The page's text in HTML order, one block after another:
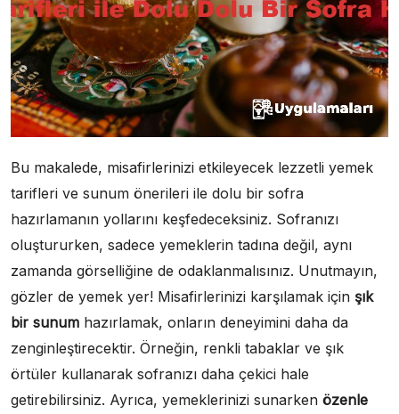
Bu makalede, misafirlerinizi etkileyecek lezzetli yemek
tarifleri ve sunum önerileri ile dolu bir sofra
hazırlamanın yollarını keşfedeceksiniz. Sofranızı
oluştururken, sadece yemeklerin tadına değil, aynı
zamanda görselliğine de odaklanmalısınız. Unutmayın,
gözler de yemek yer! Misafirlerinizi karşılamak için şık
bir sunum hazırlamak, onların deneyimini daha da
zenginleştirecektir. Örneğin, renkli tabaklar ve şık
örtüler kullanarak sofranızı daha çekici hale
getirebilirsiniz. Ayrıca, yemeklerinizi sunarken özenle